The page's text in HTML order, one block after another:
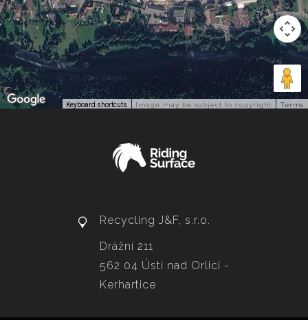
Keyboard shortcuts Image may be subject to copyright Terms
Recycling J&F, s.r.o.
Drážní 211
562 04 Ústí nad Orlicí -
Kerhartice